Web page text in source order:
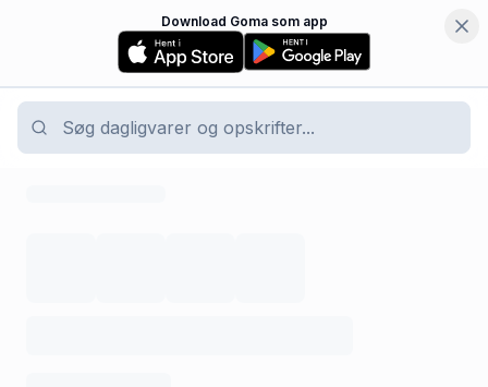
Download Goma som app